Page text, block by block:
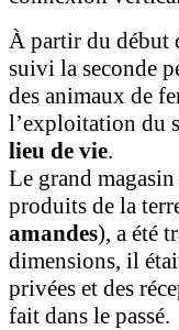
À partir du début
suivi la seconde
des animaux de
l’exploitation du
lieu de vie.
Le grand
produits de la
amandes), a été
dimensions, il
privées et des
fait dans le passé.